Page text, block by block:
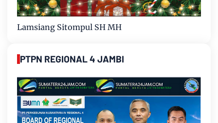
Lamsiang Sitompul SH MH
PTPN REGIONAL 4 JAMBI